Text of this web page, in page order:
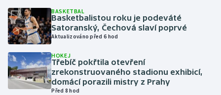
Moderní pětiboj
Motorsport
Olympijské hry
Parasport
BASKETBAL
Basketbalistou roku je podeváté
Satoranský, Čechová slaví poprvé
Aktualizováno před 6 hod
HOKEJ
Třebíč pokřtila otevření
zrekonstruovaného stadionu exhibicí,
domácí porazili mistry z Prahy
Před 8 hod